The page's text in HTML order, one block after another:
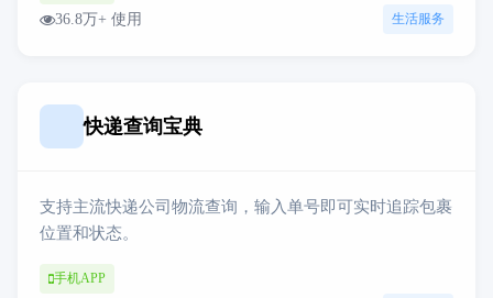
36.8万+ 使用 生活服务
快递查询宝典
支持主流快递公司物流查询，输入单号即可实时追踪包裹
位置和状态。
手机APP